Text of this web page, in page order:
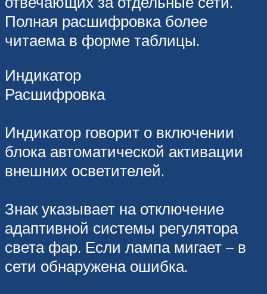
Полная расшифровка более
читаема в форме таблицы.
Индикатор
Расшифровка
Индикатор говорит о включении
блока автоматической активации
внешних осветителей.
Знак указывает на отключение
адаптивной системы регулятора
света фар. Если лампа мигает – в
сети обнаружена ошибка.